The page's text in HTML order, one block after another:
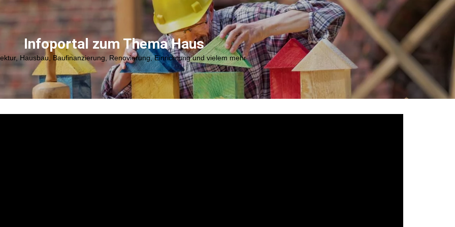
Infoportal zum Thema Haus
Hausbau, Baufinanzierung, Renovierung, Einrichtung und vielem mehr